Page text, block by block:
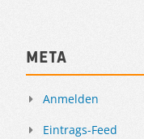
Meta
Anmelden
Eintrags-Feed